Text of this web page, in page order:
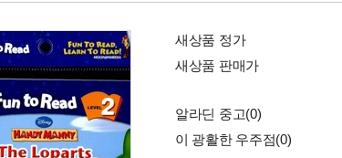
새상품 정가
새상품 판매가
알라딘 중고(0)
이 광활한 우주점(0)